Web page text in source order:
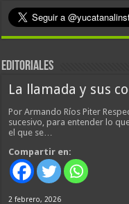
EDITORIALES
La llamada y sus
Por Armando Ríos Piter
sucesivo, para entender lo
el que se…
Compartir en:
2 febrero, 2026